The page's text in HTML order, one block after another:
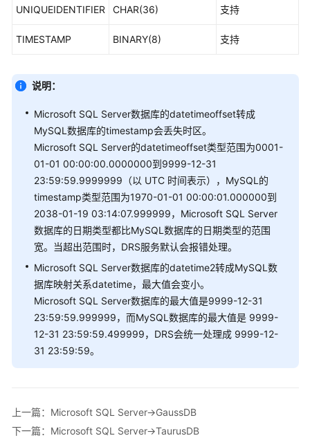
>DDM
GaussDB-
GaussDB-
>PostgreSQL
DB2
for
LUW-
>GaussDB
PostgreSQL-
>GaussDB
TiDB-
Microsoft
Microsoft
UNIQUEIDENTIFIER CHAR(36) 支持
TIMESTAMP BINARY(8) 支持
说明：
Microsoft SQL Server数据库的datetimeoffset转成
MySQL数据库的timestamp会丢失时区。
Microsoft SQL Server的datetimeoffset类型范围为0001-
01-01 00:00:00.0000000到9999-12-31
23:59:59.9999999（以 UTC 时间表示），MySQL的
timestamp类型范围为1970-01-01 00:00:01.000000到
2038-01-19 03:14:07.999999，Microsoft SQL Server
数据库的日期类型都比MySQL数据库的日期类型的范围
宽。当超出范围时，DRS服务默认会报错处理。
Microsoft SQL Server数据库的datetime2转成MySQL数
据库映射关系datetime，最大值会变小。
Microsoft SQL Server数据库的最大值是9999-12-31
23:59:59.999999，而MySQL数据库的最大值是 9999-
12-31 23:59:59.499999，DRS会统一处理成 9999-12-
31 23:59:59。
上一篇：Microsoft SQL Server->GaussDB
下一篇：Microsoft SQL Server->TaurusDB